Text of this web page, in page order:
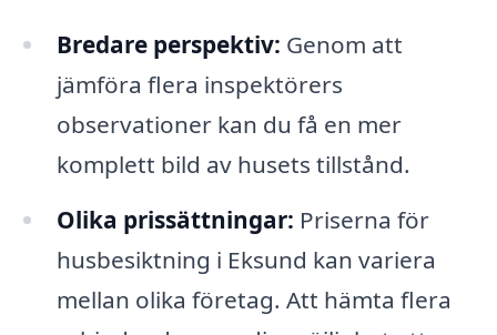
Bredare perspektiv: Genom att
jämföra flera inspektörers
observationer kan du få en mer
komplett bild av husets tillstånd.
Olika prissättningar: Priserna för
husbesiktning i Eksund kan variera
mellan olika företag. Att hämta flera